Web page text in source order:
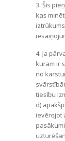
3. Šis
kas
4. Ja
kuram ir
no
tiesību
d)
ievērojot